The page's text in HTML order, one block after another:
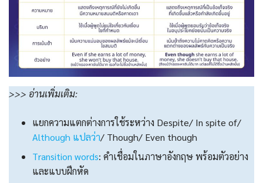
>>> อ่านเพิ่มเติม:
แยกความแตกต่างการใช้ระหว่าง Despite/ In spite of/
Although แปลว่า/ Though/ Even though
Transition words: คำเชื่อมในภาษาอังกฤษ พร้อมตัวอย่าง
และแบบฝึกหัด